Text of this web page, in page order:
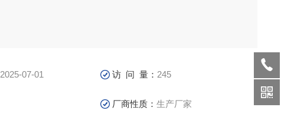
2025-07-01 访 问 量： 245
厂商性质：生产厂家